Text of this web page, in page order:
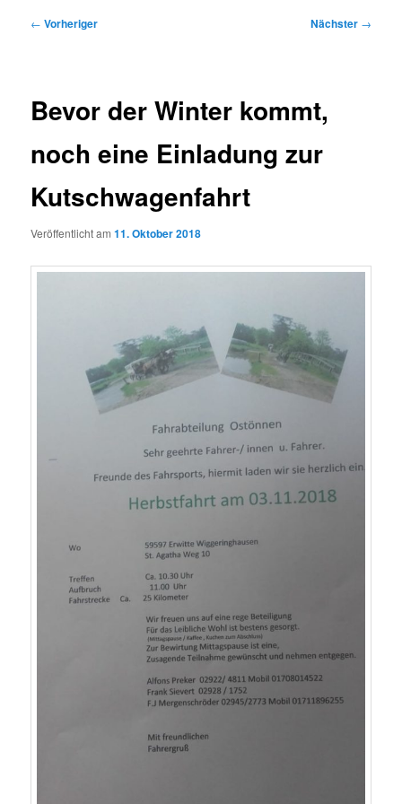
Beitragsnavigation
← Vorheriger Nächster →
Bevor der Winter kommt,
noch eine Einladung zur
Kutschwagenfahrt
Veröffentlicht am11. Oktober 2018